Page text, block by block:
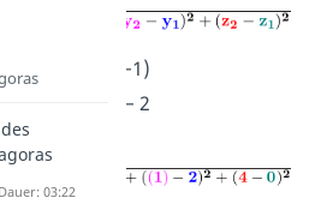
2
= 3 − (−1)
= (−1) − 2
z −
03:22